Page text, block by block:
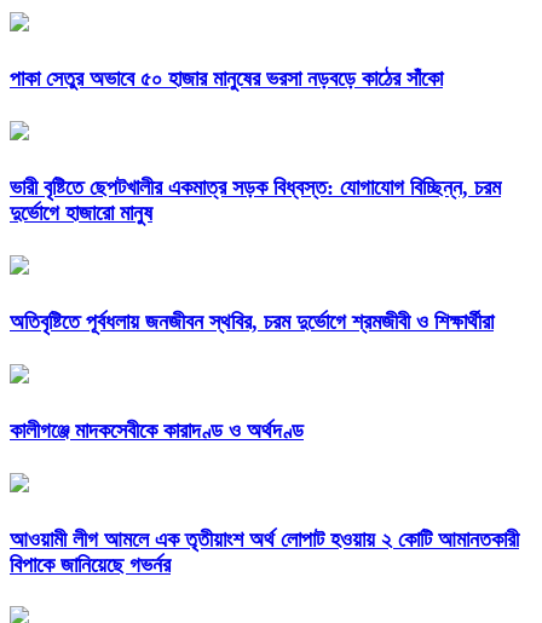
পাকা সেতুর অভাবে ৫০ হাজার মানুষের ভরসা নড়বড়ে কাঠের সাঁকো
ভারী বৃষ্টিতে ছেপটখালীর একমাত্র সড়ক বিধ্বস্ত: যোগাযোগ বিচ্ছিন্ন, চরম
দুর্ভোগে হাজারো মানুষ
অতিবৃষ্টিতে পূর্বধলায় জনজীবন স্থবির, চরম দুর্ভোগে শ্রমজীবী ও শিক্ষার্থীরা
কালীগঞ্জে মাদকসেবীকে কারাদণ্ড ও অর্থদণ্ড
আওয়ামী লীগ আমলে এক তৃতীয়াংশ অর্থ লোপাট হওয়ায় ২ কোটি আমানতকারী
বিপাকে জানিয়েছে গভর্নর